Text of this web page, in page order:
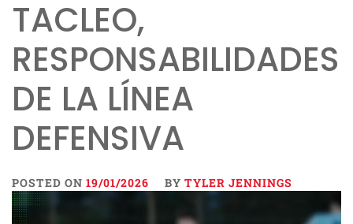
TACLEO,
RESPONSABILIDADES
DE LA LÍNEA
DEFENSIVA
POSTED ON 19/01/2026 BY TYLER JENNINGS